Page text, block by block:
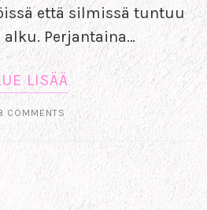
että silmissä tuntuu
Perjantaina…
LISÄÄ
COMMENTS